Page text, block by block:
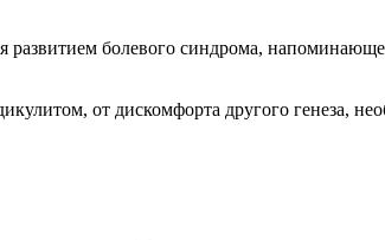
развитием болевого синдрома,
от дискомфорта другого генеза,